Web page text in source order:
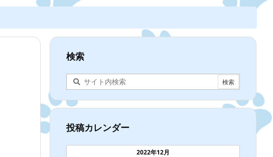
検索
投稿カレンダー
2022年12月